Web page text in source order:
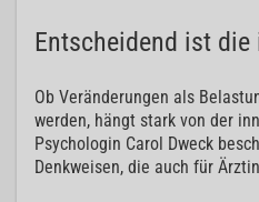
Entscheidend ist
Ob Veränderungen als
werden, hängt stark von der
Psychologin Carol Dweck
Denkweisen, die auch für